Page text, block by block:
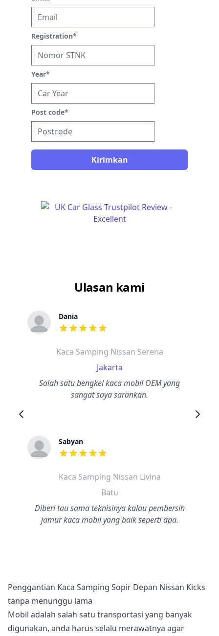
Registration*
Year*
Post code*
Kirimkan
Ulasan kami
Dania
dari ulasan adalah bintang lima
Kaca Samping Nissan Serena
Jakarta
Salah satu bengkel kaca mobil OEM yang
sangat saya sarankan.
Sabyan
dari ulasan adalah bintang lima
Kaca Samping Nissan Livina
Batu
Diberi tau sama teknisinya kalau pembersih
jamur kaca mobil yang baik seperti apa.
Penggantian Kaca Samping Sopir Depan Nissan Kicks
tanpa menunggu lama
Mobil adalah salah satu transportasi yang banyak
digunakan, anda harus selalu merawatnya agar